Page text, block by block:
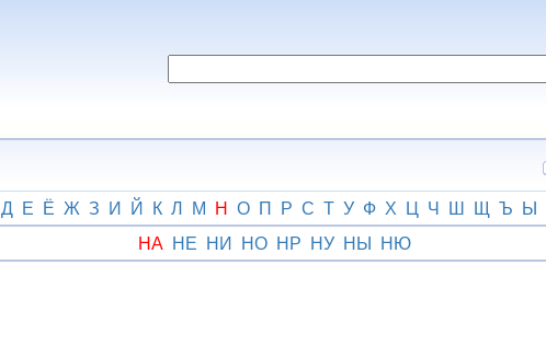
Д Е Ё Ж З И Й К Л М Н О П Р С Т У Ф Х Ц Ч Ш Щ Ъ Ы
НА НЕ НИ НО НР НУ НЫ НЮ